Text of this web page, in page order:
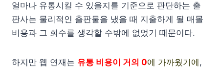
얼마나 유통시킬 수 있을지를 기준으로 판단하는 출
판사는 물리적인 출판물을 냈을 때 지출하게 될 매몰
비용과 그 회수를 생각할 수밖에 없었기 때문이다.
하지만 웹 연재는 유통 비용이 거의 0에 가까웠기에 ,